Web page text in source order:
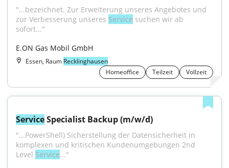
"...bezeichnet. Zur Erweiterung unseres Angebotes und
zur Verbesserung unseres Service suchen wir ab
sofort..."
E.ON Gas Mobil GmbH
Essen, Raum Recklinghausen
Homeoffice
Teilzeit Vollzeit
Service Specialist Backup (m/w/d)
"...PowerShell) Sicherstellung der Datensicherheit in
komplexen und kritischen Kundenumgebungen 2nd
Level Service..."